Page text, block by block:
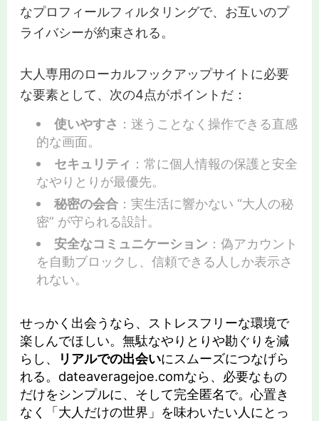
なプロフィールフィルタリングで、お互いのプ
ライバシーが約束される。
大人専用のローカルフックアップサイトに必要
な要素として、次の4点がポイントだ：
使いやすさ ：迷うことなく操作できる直感
的な画面。
セキュリティ ：常に個人情報の保護と安全
なやりとりが最優先。
秘密の会合：実生活に響かない “大人の秘
密” が守られる設計。
安全なコミュニケーション ：偽アカウント
を自動ブロックし、信頼できる人しか表示さ
れない。
せっかく出会うなら、ストレスフリーな環境で
楽しんでほしい。無駄なやりとりや勘ぐりを減
らし、
リアルでの出会いにスムーズにつなげら
れる。dateaveragejoe.comなら、必要なもの
だけをシンプルに、そして完全匿名で。心置き
なく「大人だけの世界」を味わいたい人にとっ